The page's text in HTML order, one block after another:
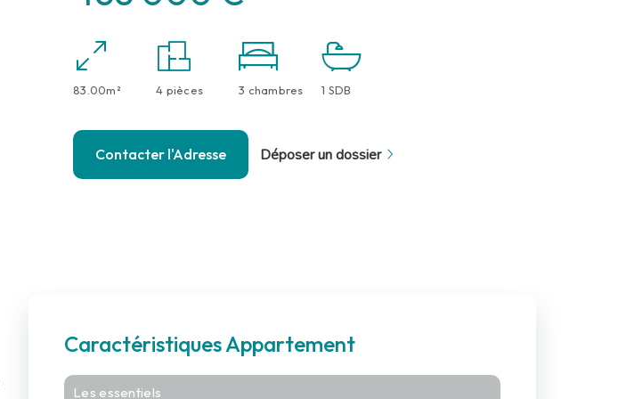
83.00m² 4 pièces 3 chambres 1 SDB
Contacter l'Adresse Déposer un dossier
Caractéristiques Appartement
Les essentiels